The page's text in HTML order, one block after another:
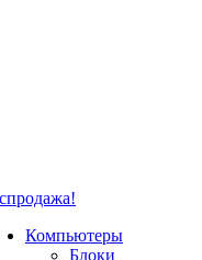
Компьютеры
Блоки